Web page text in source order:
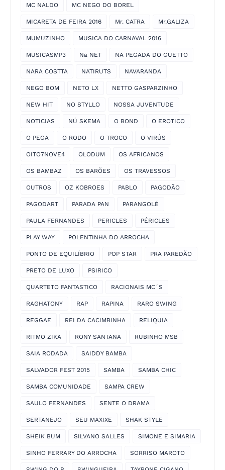
MC NALDO MC NEGO DO BOREL
MICARETA DE FEIRA 2016 Mr. CATRA Mr.GALIZA
MUMUZINHO MUSICA DO CARNAVAL 2016
MUSICASMP3 Na NET NA PEGADA DO GUETTO
NARA COSTTA NATIRUTS NAVARANDA
NEGO BOM NETO LX NETTO GASPARZINHO
NEW HIT NO STYLLO NOSSA JUVENTUDE
NOTICIAS NÚ SKEMA O BOND O EROTICO
O PEGA O RODO O TROCO O VIRÚS
OITO7NOVE4 OLODUM OS AFRICANOS
OS BAMBAZ OS BARÕES OS TRAVESSOS
OUTROS OZ KOBROES PABLO PAGODÃO
PAGODART PARADA PAN PARANGOLÉ
PAULA FERNANDES PERICLES PÉRICLES
PLAY WAY POLENTINHA DO ARROCHA
PONTO DE EQUILÍBRIO POP STAR PRA PAREDÃO
PRETO DE LUXO PSIRICO
QUARTETO FANTASTICO RACIONAIS MC´S
RAGHATONY RAP RAPINA RARO SWING
REGGAE REI DA CACIMBINHA RELIQUIA
RITMO ZIKA RONY SANTANA RUBINHO MSB
SAIA RODADA SAIDDY BAMBA
SALVADOR FEST 2015 SAMBA SAMBA CHIC
SAMBA COMUNIDADE SAMPA CREW
SAULO FERNANDES SENTE O DRAMA
SERTANEJO SEU MAXIXE SHAK STYLE
SHEIK BUM SILVANO SALLES SIMONE E SIMARIA
SINHO FERRARY DO ARROCHA SORRISO MAROTO